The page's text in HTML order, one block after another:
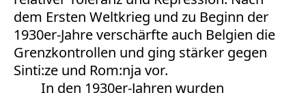
dem Ersten Weltkrieg und zu Beginn der
1930er-Jahre verschärfte auch Belgien die
Grenzkontrollen und ging stärker gegen
Sinti:ze und Rom:nja vor.
In den 1930er-Jahren wurden